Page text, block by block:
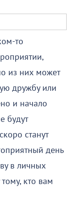
то
из них может
дружбу или
и начало
будут
станут
день
в личных
кто вам